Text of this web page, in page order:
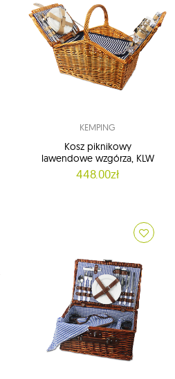
KEMPING
Kosz piknikowy
lawendowe wzgórza, KLW
448.00zł